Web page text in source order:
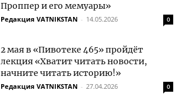
Проппер и его мемуары»
Редакция VATNIKSTAN - 14.05.2026 0
2 мая в «Пивотеке 465» пройдёт
лекция «Хватит читать новости,
начните читать историю!»
Редакция VATNIKSTAN - 27.04.2026 0